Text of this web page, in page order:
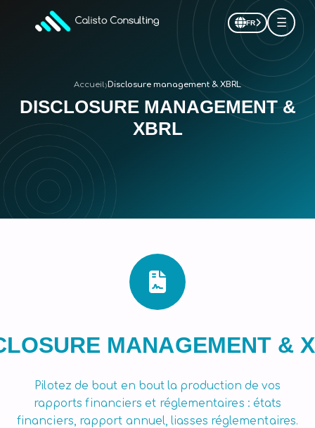
FR ☰
Accueil› Disclosure management & XBRL
DISCLOSURE MANAGEMENT &
XBRL
MANAGEMENT &
Pilotez de bout en bout la production de vos
rapports financiers et réglementaires : états
financiers, rapport annuel, liasses réglementaires.